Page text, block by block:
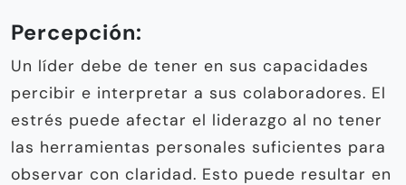
Percepción:
Un líder debe de tener en sus capacidades
percibir e interpretar a sus colaboradores. El
estrés puede afectar el liderazgo al no tener
las herramientas personales suficientes para
observar con claridad. Esto puede resultar en